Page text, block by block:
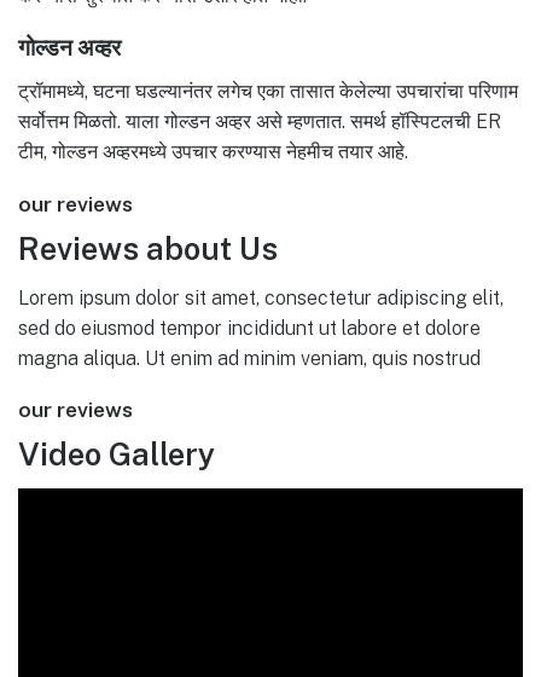
गोल्डन अव्हर
ट्रॉमामध्ये, घटना घडल्यानंतर लगेच एका तासात केलेल्या उपचारांचा परिणाम
सर्वोत्तम मिळतो. याला गोल्डन अव्हर असे म्हणतात. समर्थ हॉस्पिटलची ER
टीम, गोल्डन अव्हरमध्ये उपचार करण्यास नेहमीच तयार आहे.
our reviews
Reviews about Us
Lorem ipsum dolor sit amet, consectetur adipiscing elit,
sed do eiusmod tempor incididunt ut labore et dolore
magna aliqua. Ut enim ad minim veniam, quis nostrud
our reviews
Video Gallery